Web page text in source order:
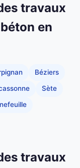
travaux
en
Béziers
Sète
travaux